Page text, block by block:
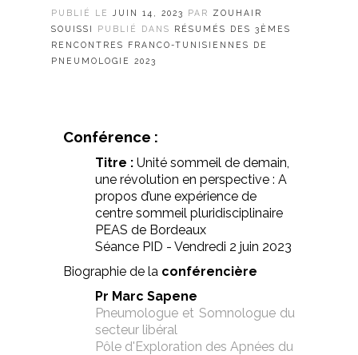
PUBLIÉ LE JUIN 14, 2023 PAR ZOUHAIR
SOUISSI
PUBLIÉ DANS RÉSUMÉS DES 3ÈMES
RENCONTRES FRANCO-TUNISIENNES DE
PNEUMOLOGIE 2023
Conférence :
Titre : Unité sommeil de demain,
une révolution en perspective : A
propos d’une expérience de
centre sommeil pluridisciplinaire
PEAS de Bordeaux
Séance PID - Vendredi 2 juin 2023
Biographie de la conférencière
Pr Marc Sapene
Pneumologue et Somnologue du
secteur libéral
Pôle d'Exploration des Apnées du